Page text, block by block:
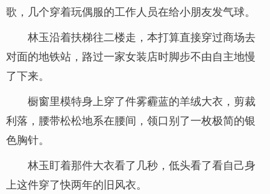
歌，几个穿着玩偶服的工作人员在给小朋友发气球。
林玉沿着扶梯往二楼走，本打算直接穿过商场去
对面的地铁站，路过一家女装店时脚步不由自主地慢
了下来。
橱窗里模特身上穿了件雾霾蓝的羊绒大衣，剪裁
利落，腰带松松地系在腰间，领口别了一枚极简的银
色胸针。
林玉盯着那件大衣看了几秒，低头看了看自己身
上这件穿了快两年的旧风衣。